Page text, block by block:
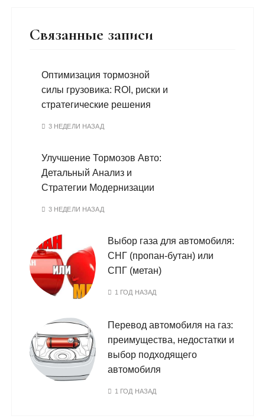
Связанные записи
Оптимизация тормозной
силы грузовика: ROI, риски и
стратегические решения
3 НЕДЕЛИ НАЗАД
Улучшение Тормозов Авто:
Детальный Анализ и
Стратегии Модернизации
3 НЕДЕЛИ НАЗАД
Выбор газа для автомобиля:
СНГ (пропан-бутан) или
СПГ (метан)
1 ГОД НАЗАД
Перевод автомобиля на газ:
преимущества, недостатки и
выбор подходящего
автомобиля
1 ГОД НАЗАД